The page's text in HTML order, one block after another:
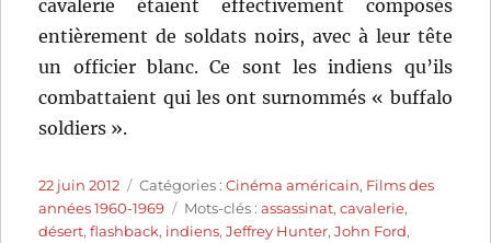
cavalerie étaient effectivement composés
entièrement de soldats noirs, avec à leur tête
un officier blanc. Ce sont les indiens qu’ils
combattaient qui les ont surnommés « buffalo
soldiers ».
Publié
le
22 juin 2012 Catégories
Catégories :Cinéma américain, Films des
années 1960-1969
Étiquettes
Mots-clés :assassinat,cavalerie,
désert,flashback, indiens,Jeffrey Hunter,John Ford,